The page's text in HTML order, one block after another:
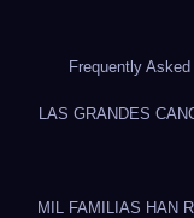
Frequently
LAS GRANDES
MIL FAMILIAS HAN